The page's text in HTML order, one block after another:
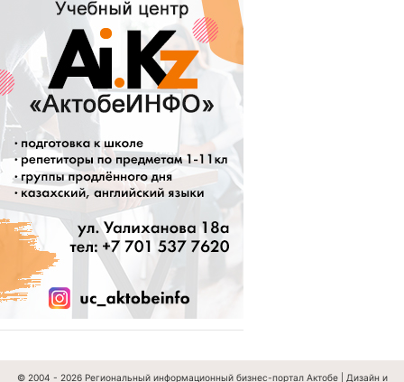
© 2004 - 2026 Региональный информационный бизнес-портал Актобе Дизайн и